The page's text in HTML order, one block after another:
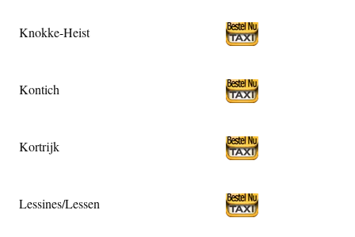
Knokke-Heist
Kontich
Kortrijk
Lessines/Lessen